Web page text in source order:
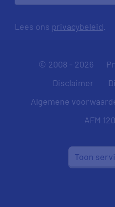
Lees ons privacybeleid.
© 2008 - 2026
Disclaimer
Algemene
AFM
Toon